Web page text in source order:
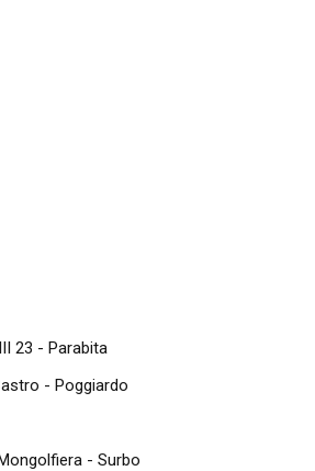
23 - Parabita
- Poggiardo
- Surbo